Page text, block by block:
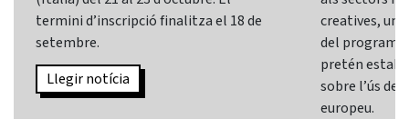
termini d’inscripció finalitza el 18 de
setembre.
Llegir notícia
creatives,
del programa
pretén
sobre l’ús de
europeu.